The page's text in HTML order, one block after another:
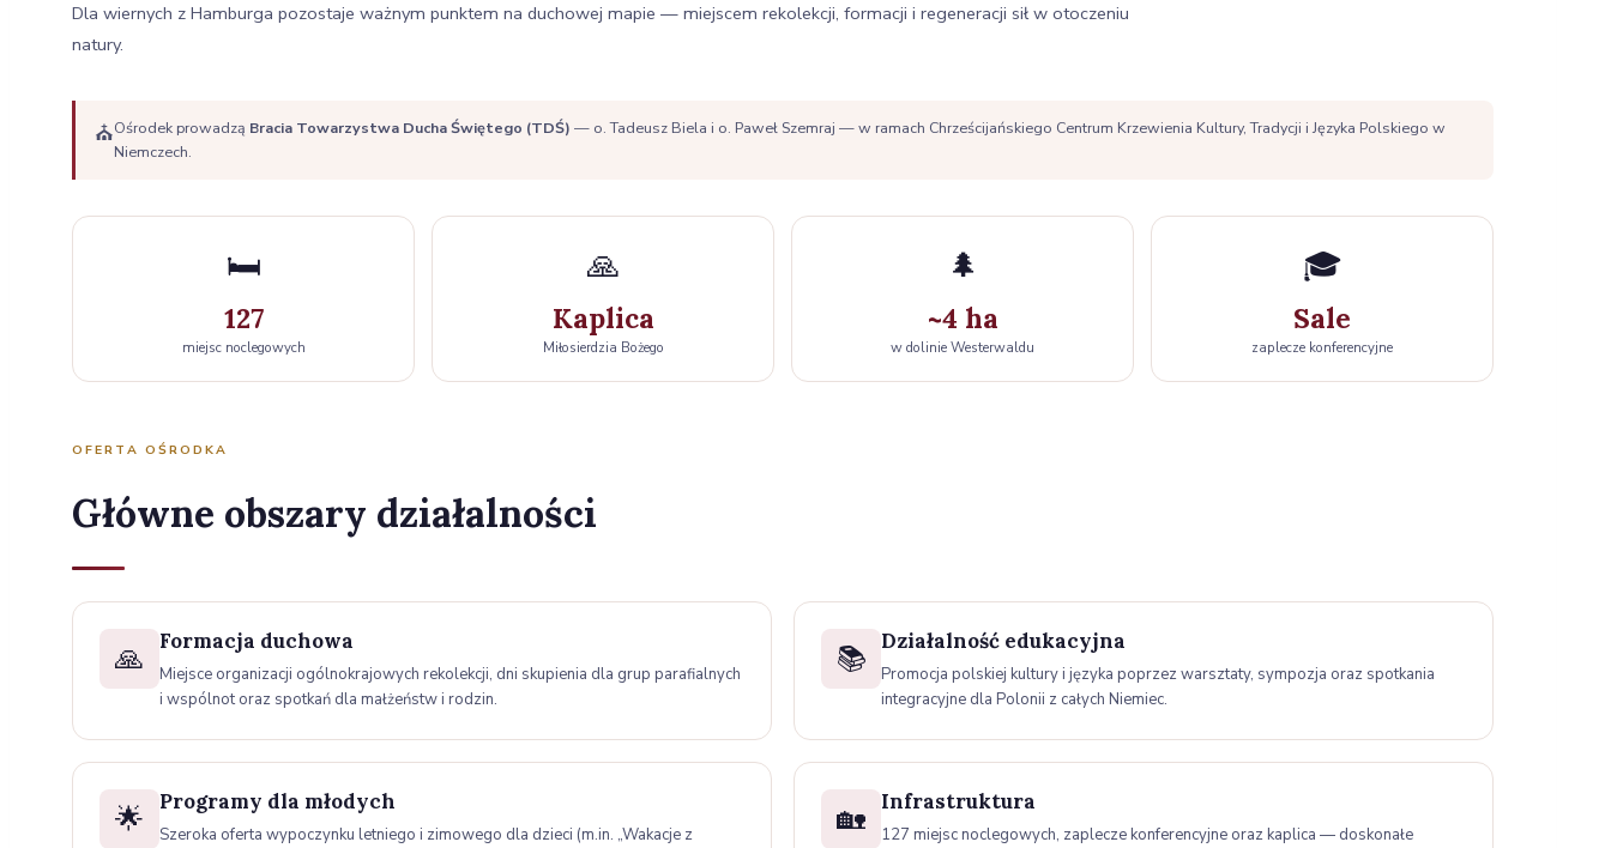
Dla wiernych z Hamburga pozostaje ważnym punktem na duchowej mapie — miejscem rekolekcji, formacji i regeneracji sił w otoczeniu
natury.
⛪Ośrodek prowadzą Bracia Towarzystwa Ducha Świętego (TDŚ) — o. Tadeusz Biela i o. Paweł Szemraj — w ramach Chrześcijańskiego Centrum Krzewienia Kultury, Tradycji i Języka Polskiego w
Niemczech.
🛏️
127
miejsc noclegowych
🙏
Kaplica
Miłosierdzia Bożego
🌲
~4 ha
w dolinie Westerwaldu
🎓
Sale
zaplecze konferencyjne
OFERTA OŚRODKA
Główne obszary działalności
🙏 Formacja duchowa
Miejsce organizacji ogólnokrajowych rekolekcji, dni skupienia dla grup parafialnych
i wspólnot oraz spotkań dla małżeństw i rodzin.
📚 Działalność edukacyjna
Promocja polskiej kultury i języka poprzez warsztaty, sympozja oraz spotkania
integracyjne dla Polonii z całych Niemiec.
🌟 Programy dla młodych
Szeroka oferta wypoczynku letniego i zimowego dla dzieci (m.in. „Wakacje z
🏡 Infrastruktura
127 miejsc noclegowych, zaplecze konferencyjne oraz kaplica — doskonałe